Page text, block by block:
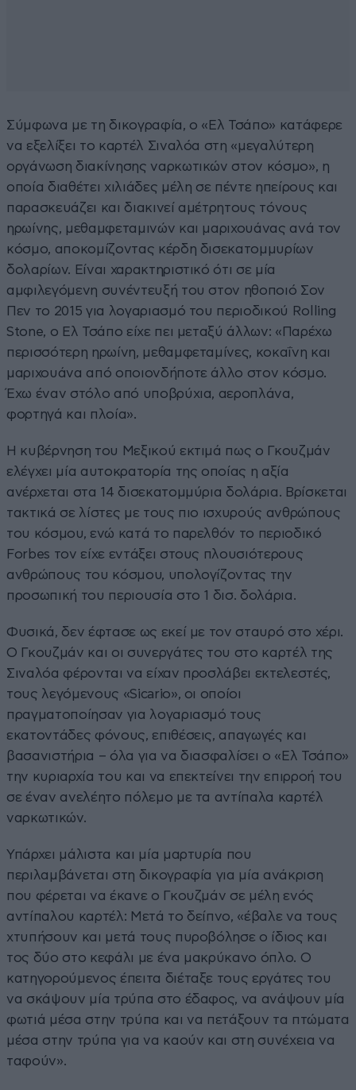
Σύμφωνα με τη δικογραφία, ο «Ελ Τσάπο» κατάφερε
να εξελίξει το καρτέλ Σιναλόα στη «μεγαλύτερη
οργάνωση διακίνησης ναρκωτικών στον κόσμο», η
οποία διαθέτει χιλιάδες μέλη σε πέντε ηπείρους και
παρασκευάζει και διακινεί αμέτρητους τόνους
ηρωίνης, μεθαμφεταμινών και μαριχουάνας ανά τον
κόσμο, αποκομίζοντας κέρδη δισεκατομμυρίων
δολαρίων. Είναι χαρακτηριστικό ότι σε μία
αμφιλεγόμενη συνέντευξή του στον ηθοποιό Σον
Πεν το 2015 για λογαριασμό του περιοδικού Rolling
Stone, ο Ελ Τσάπο είχε πει μεταξύ άλλων: «Παρέχω
περισσότερη ηρωίνη, μεθαμφεταμίνες, κοκαΐνη και
μαριχουάνα από οποιονδήποτε άλλο στον κόσμο.
Έχω έναν στόλο από υποβρύχια, αεροπλάνα,
φορτηγά και πλοία».
Η κυβέρνηση του Μεξικού εκτιμά πως ο Γκουζμάν
ελέγχει μία αυτοκρατορία της οποίας η αξία
ανέρχεται στα 14 δισεκατομμύρια δολάρια. Βρίσκεται
τακτικά σε λίστες με τους πιο ισχυρούς ανθρώπους
του κόσμου, ενώ κατά το παρελθόν το περιοδικό
Forbes τον είχε εντάξει στους πλουσιότερους
ανθρώπους του κόσμου, υπολογίζοντας την
προσωπική του περιουσία στο 1 δισ. δολάρια.
Φυσικά, δεν έφτασε ως εκεί με τον σταυρό στο χέρι.
Ο Γκουζμάν και οι συνεργάτες του στο καρτέλ της
Σιναλόα φέρονται να είχαν προσλάβει εκτελεστές,
τους λεγόμενους «Sicario», οι οποίοι
πραγματοποίησαν για λογαριασμό τους
εκατοντάδες φόνους, επιθέσεις, απαγωγές και
βασανιστήρια – όλα για να διασφαλίσει ο «Ελ Τσάπο»
την κυριαρχία του και να επεκτείνει την επιρροή του
σε έναν ανελέητο πόλεμο με τα αντίπαλα καρτέλ
ναρκωτικών.
Υπάρχει μάλιστα και μία μαρτυρία που
περιλαμβάνεται στη δικογραφία για μία ανάκριση
που φέρεται να έκανε ο Γκουζμάν σε μέλη ενός
αντίπαλου καρτέλ: Μετά το δείπνο, «έβαλε να τους
χτυπήσουν και μετά τους πυροβόλησε ο ίδιος και
τος δύο στο κεφάλι με ένα μακρύκανο όπλο. Ο
κατηγορούμενος έπειτα διέταξε τους εργάτες του
να σκάψουν μία τρύπα στο έδαφος, να ανάψουν μία
φωτιά μέσα στην τρύπα και να πετάξουν τα πτώματα
μέσα στην τρύπα για να καούν και στη συνέχεια να
ταφούν».